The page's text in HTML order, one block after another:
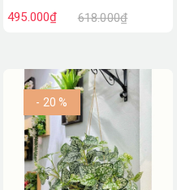
CC1312
495.000₫ 618.000₫
- 20 %